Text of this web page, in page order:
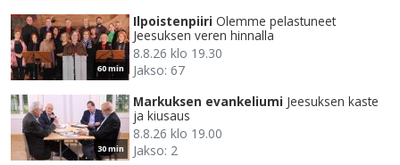
60 min
Ilpoistenpiiri Olemme pelastuneet
Jeesuksen veren hinnalla
8.8.26 klo 19.30
Jakso: 67
30 min
Markuksen evankeliumi Jeesuksen kaste
ja kiusaus
8.8.26 klo 19.00
Jakso: 2